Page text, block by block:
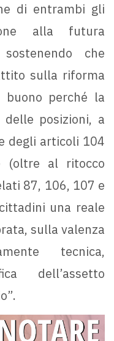
di entrambi gli
alla futura
che
sulla riforma
perché la
delle posizioni, a
degli articoli 104
(oltre al ritocco
87, 106, 107 e
una reale
sulla valenza
tecnica,
dell’assetto